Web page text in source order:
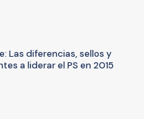
Las diferencias, sellos y
a liderar el PS en 2015